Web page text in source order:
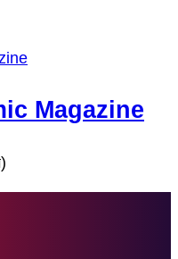
Magazine